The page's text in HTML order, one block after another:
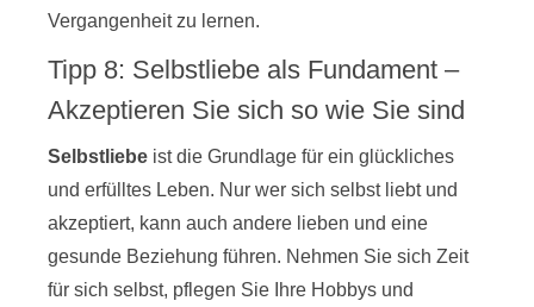
Vergangenheit zu lernen.
Tipp 8: Selbstliebe als Fundament –
Akzeptieren Sie sich so wie Sie sind
Selbstliebe ist die Grundlage für ein glückliches
und erfülltes Leben. Nur wer sich selbst liebt und
akzeptiert, kann auch andere lieben und eine
gesunde Beziehung führen. Nehmen Sie sich Zeit
für sich selbst, pflegen Sie Ihre Hobbys und